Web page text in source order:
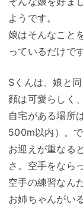
ようです。
娘はそんなこと
っているだけで
Sくんは、娘と
顔は可愛らしく
自宅がある場所
500m以内）。
お迎えが重なる
さ。空手をなら
空手の練習なん
お姉ちゃんがい